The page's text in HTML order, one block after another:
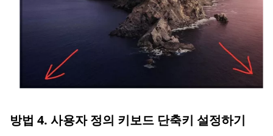
방법 4. 사용자 정의 키보드 단축키 설정하기